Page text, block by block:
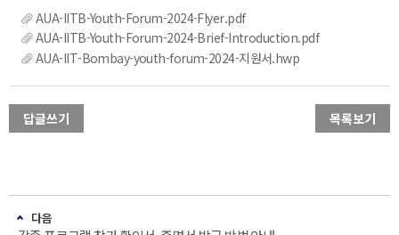
AUA-IITB-Youth-Forum-2024-Flyer.pdf
AUA-IITB-Youth-Forum-2024-Brief-Introduction.pdf
AUA-IIT-Bombay-youth-forum-2024-지원서.hwp
답글쓰기 목록보기
다음